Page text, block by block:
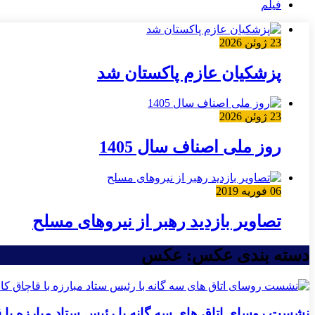
فیلم
23 ژوئن 2026
پزشکیان عازم پاکستان شد
23 ژوئن 2026
روز ملی اصناف سال 1405
06 فوریه 2019
تصاویر بازدید رهبر از نیروهای مسلح
دسته بندی عکس: عکس